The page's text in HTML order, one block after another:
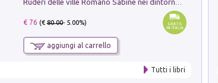
€ 76 (€80.00- 5.00%)
aggiungi al carrello
Tutti i libri